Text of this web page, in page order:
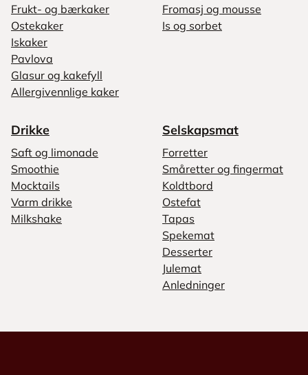
Frukt- og bærkaker
Ostekaker
Iskaker
Pavlova
Glasur og kakefyll
Allergivennlige kaker
Fromasj og mousse
Is og sorbet
Drikke
Saft og limonade
Smoothie
Mocktails
Varm drikke
Milkshake
Selskapsmat
Forretter
Småretter og fingermat
Koldtbord
Ostefat
Tapas
Spekemat
Desserter
Julemat
Anledninger